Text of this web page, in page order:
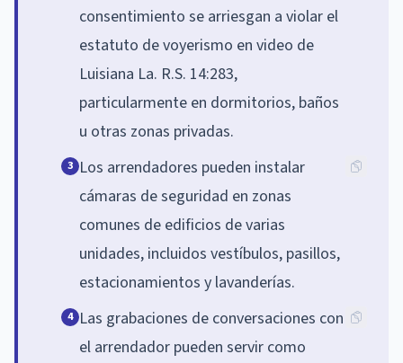
consentimiento se arriesgan a violar el
estatuto de voyerismo en video de
Luisiana La. R.S. 14:283,
particularmente en dormitorios, baños
u otras zonas privadas.
3 Los arrendadores pueden instalar
cámaras de seguridad en zonas
comunes de edificios de varias
unidades, incluidos vestíbulos, pasillos,
estacionamientos y lavanderías.
4 Las grabaciones de conversaciones con
el arrendador pueden servir como